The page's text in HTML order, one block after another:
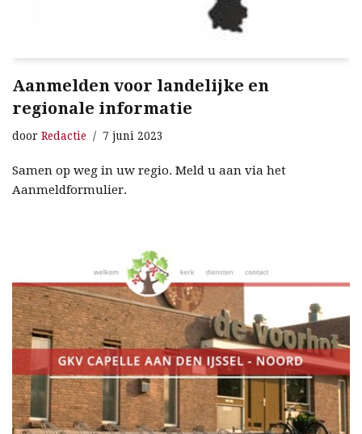
Aanmelden voor landelijke en
regionale informatie
door Redactie 7 juni 2023
Samen op weg in uw regio. Meld u aan via het
Aanmeldformulier.